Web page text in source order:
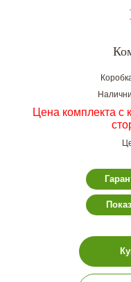
Цена комплекта с